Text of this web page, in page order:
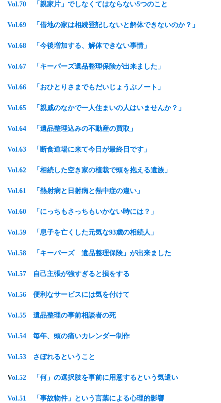
Vol.70 「親家片」でしなくてはならない5つのこと
Vol.69 「借地の家は相続登記しないと解体できないのか？ 」
Vol.68 「今後増加する、解体できない事情」
Vol.67 「キーパーズ遺品整理保険が出来ました 」
Vol.66 「おひとりさまでもだいじょうぶノート 」
Vol.65 「親戚のなかで一人住まいの人はいませんか？」
Vol.64 「遺品整理込みの不動産の買取」
Vol.63 「断食道場に来て今日が最終日です」
Vol.62 「相続した空き家の植栽で頭を抱える遺族」
Vol.61 「熱射病と日射病と熱中症の違い」
Vol.60 「にっちもさっちもいかない時には？」
Vol.59 「息子を亡くした元気な93歳の相続人」
Vol.58 「キーパーズ 遺品整理保険」が出来ました
Vol.57 自己主張が強すぎると損をする
Vol.56 便利なサービスには気を付けて
Vol.55 遺品整理の事前相談者の死
Vol.54 毎年、頭の痛いカレンダー制作
Vol.53 さぼれるということ
Vol.52 「何」の選択肢を事前に用意するという気遣い
Vol.51 「事故物件」という言葉による心理的影響